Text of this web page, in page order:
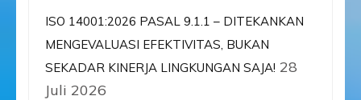
ISO 14001:2026 PASAL 9.1.1 – DITEKANKAN
MENGEVALUASI EFEKTIVITAS, BUKAN
SEKADAR KINERJA LINGKUNGAN SAJA! 28
Juli 2026